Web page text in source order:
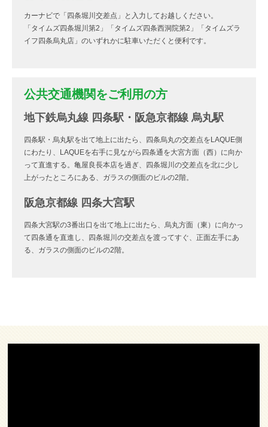
カーナビで「四条堀川交差点」と入力してお越しください。
「タイムズ四条堀川第2」「タイムズ四条西洞院第2」「タイムズラ
イフ四条烏丸店」のいずれかに駐車いただくと便利です。
公共交通機関をご利用の方
地下鉄烏丸線 四条駅・阪急京都線 烏丸駅
四条駅・烏丸駅を出て地上に出たら、四条烏丸の交差点をLAQUE側
にわたり、LAQUEを右手に見ながら四条通を大宮方面（西）に向か
って直進する。亀屋良長本店を過ぎ、四条堀川の交差点を北に少し
上がったところにある、ガラスの側面のビルの2階。
阪急京都線 四条大宮駅
四条大宮駅の3番出口を出て地上に出たら、烏丸方面（東）に向かっ
て四条通を直進し、四条堀川の交差点を渡ってすぐ、正面左手にあ
る、ガラスの側面のビルの2階。